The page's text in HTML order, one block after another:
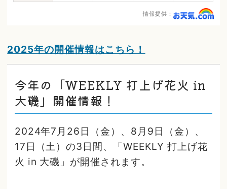
情報提供：
2025年の開催情報はこちら！
今年の「WEEKLY 打上げ花火 in
大磯」開催情報！
2024年7月26日（金）、8月9日（金）、
17日（土）の3日間、「WEEKLY 打上げ花
火 in 大磯」が開催されます。